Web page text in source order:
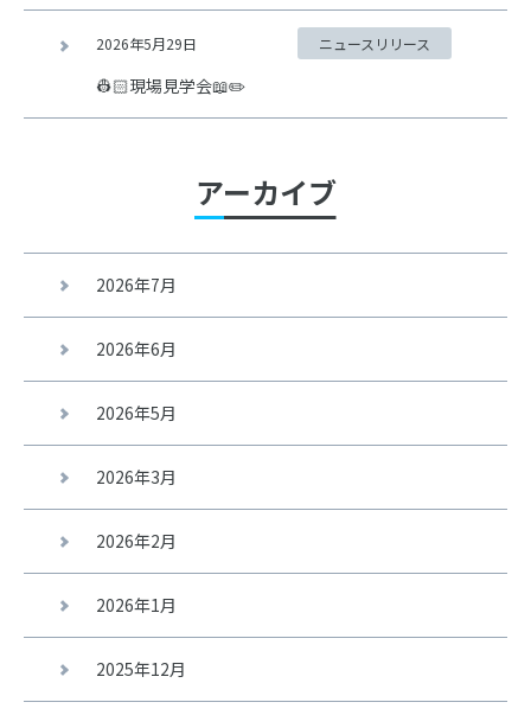
2026年5月29日 ニュースリリース
👷🏻現場見学会📖✏️
アーカイブ
2026年7月
2026年6月
2026年5月
2026年3月
2026年2月
2026年1月
2025年12月